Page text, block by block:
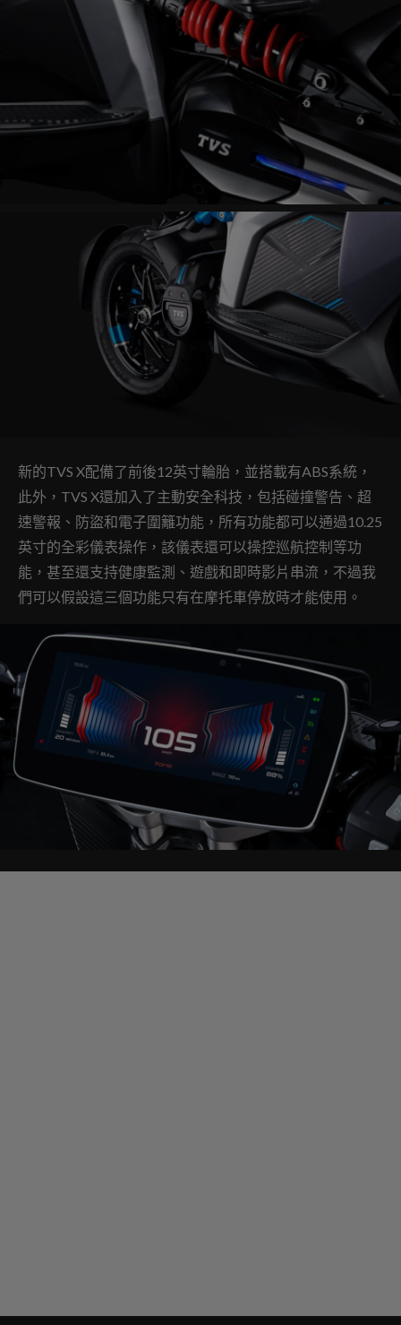
新的TVS X配備了前後12英寸輪胎，並搭載有ABS系統，
此外，TVS X還加入了主動安全科技，包括碰撞警告、超
速警報、防盜和電子圍籬功能，所有功能都可以通過10.25
英寸的全彩儀表操作，該儀表還可以操控巡航控制等功
能，甚至還支持健康監測、遊戲和即時影片串流，不過我
們可以假設這三個功能只有在摩托車停放時才能使用。